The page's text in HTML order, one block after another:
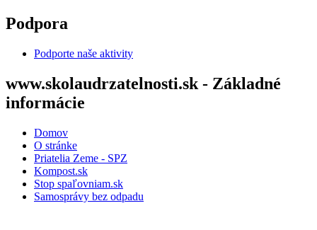
Skočiť na hlavný obsah
Podpora
Podporte naše aktivity
www.skolaudrzatelnosti.sk - Základné
informácie
Domov
O stránke
Priatelia Zeme - SPZ
Kompost.sk
Stop spaľovniam.sk
Samosprávy bez odpadu